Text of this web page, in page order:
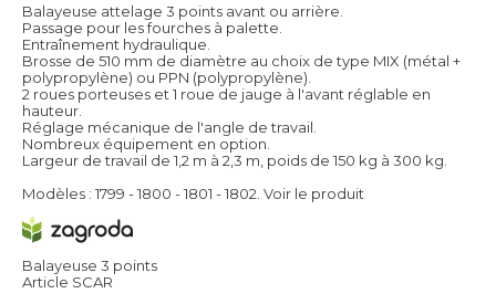
Balayeuse attelage 3 points avant ou arrière.
Passage pour les fourches à palette.
Entraînement hydraulique.
Brosse de 510 mm de diamètre au choix de type MIX (métal +
polypropylène) ou PPN (polypropylène).
2 roues porteuses et 1 roue de jauge à l'avant réglable en
hauteur.
Réglage mécanique de l'angle de travail.
Nombreux équipement en option.
Largeur de travail de 1,2 m à 2,3 m, poids de 150 kg à 300 kg.
Modèles : 1799 - 1800 - 1801 - 1802. Voir le produit
Balayeuse 3 points
Article SCAR